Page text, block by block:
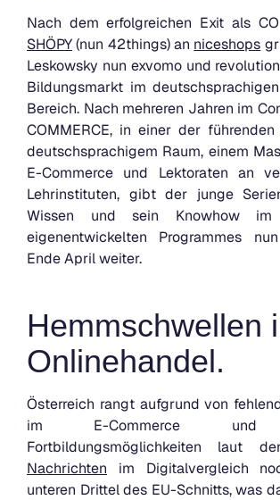
Nach dem erfolgreichen Exit als
SHÖPY(nun 42things) an niceshops
Leskowsky nun exvomo und
Bildungsmarkt im
Bereich. Nach mehreren Jahren im
COMMERCE, in einer der
deutschsprachigem Raum, einem
E-Commerce und Lektoraten an
Lehrinstituten, gibt der junge
Wissen und sein Knowhow
eigenentwickelten Programmes
Ende April weiter.
Hemmschwellen
Onlinehandel.
Österreich rangt aufgrund von
im E-Commerce und
Fortbildungsmöglichkeiten laut
Nachrichten im Digitalvergleich
unteren Drittel des EU-Schnitts, was